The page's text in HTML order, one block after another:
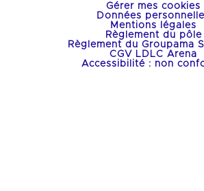
Gérer mes cookies
Données
Mentions légales
Règlement du pôle
Règlement du Groupama
CGV LDLC Arena
Accessibilité : non